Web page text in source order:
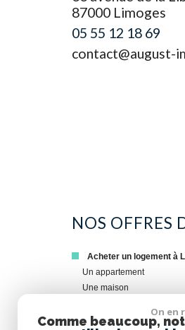
87000 Limoges
05 55 12 18 69
contact@august-
NOS
Acheter un logement à
Un appartement
Une maison
On en
Comme beaucoup,